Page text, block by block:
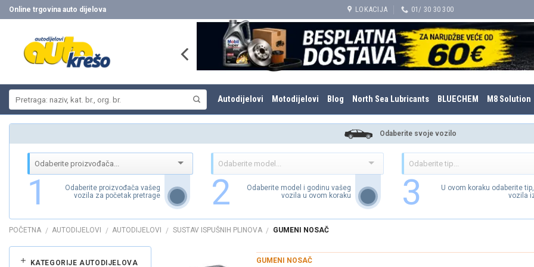
Skip
to
Online trgovina auto dijelova LOKACIJA 01/ 30 30 300
Autodijelovi Motodijelovi Blog North Sea Lubricants BLUECHEM M8 Solution
Odaberite svoje vozilo
1
Odaberite proizvođača vašeg
vozila za početak pretrage
2
Odaberite model i godinu vašeg
vozila u ovom koraku
3
U ovom koraku odaberite
vozila
POČETNA / AUTODIJELOVI / AUTODIJELOVI / SUSTAV ISPUŠNIH PLINOVA / GUMENI NOSAČ
KATEGORIJE AUTODIJELOVA GUMENI NOSAČ